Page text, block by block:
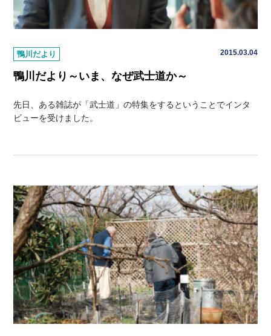
鴨川だより 2015.03.04
鴨川だより～いま、なぜ武士道か～
先日、ある雑誌が「武士道」の特集をするということでインタ
ビューを受けました。